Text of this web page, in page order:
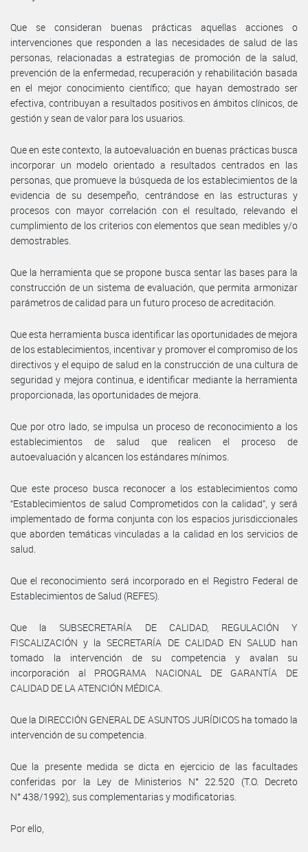
Que se consideran buenas prácticas aquellas acciones o
intervenciones que responden a las necesidades de salud de las
personas, relacionadas a estrategias de promoción de la salud,
prevención de la enfermedad, recuperación y rehabilitación basada
en el mejor conocimiento científico; que hayan demostrado ser
efectiva, contribuyan a resultados positivos en ámbitos clínicos, de
gestión y sean de valor para los usuarios.
Que en este contexto, la autoevaluación en buenas prácticas busca
incorporar un modelo orientado a resultados centrados en las
personas, que promueve la búsqueda de los establecimientos de la
evidencia de su desempeño, centrándose en las estructuras y
procesos con mayor correlación con el resultado, relevando el
cumplimiento de los criterios con elementos que sean medibles y/o
demostrables.
Que la herramienta que se propone busca sentar las bases para la
construcción de un sistema de evaluación, que permita armonizar
parámetros de calidad para un futuro proceso de acreditación.
Que esta herramienta busca identificar las oportunidades de mejora
de los establecimientos, incentivar y promover el compromiso de los
directivos y el equipo de salud en la construcción de una cultura de
seguridad y mejora continua, e identificar mediante la herramienta
proporcionada, las oportunidades de mejora.
Que por otro lado, se impulsa un proceso de reconocimiento a los
establecimientos de salud que realicen el proceso de
autoevaluación y alcancen los estándares mínimos.
Que este proceso busca reconocer a los establecimientos como
“Establecimientos de salud Comprometidos con la calidad”, y será
implementado de forma conjunta con los espacios jurisdiccionales
que aborden temáticas vinculadas a la calidad en los servicios de
salud.
Que el reconocimiento será incorporado en el Registro Federal de
Establecimientos de Salud (REFES).
Que la SUBSECRETARÍA DE CALIDAD, REGULACIÓN Y
FISCALIZACIÓN y la SECRETARÍA DE CALIDAD EN SALUD han
tomado la intervención de su competencia y avalan su
incorporación al PROGRAMA NACIONAL DE GARANTÍA DE
CALIDAD DE LA ATENCIÓN MÉDICA.
Que la DIRECCIÓN GENERAL DE ASUNTOS JURÍDICOS ha tomado la
intervención de su competencia.
Que la presente medida se dicta en ejercicio de las facultades
conferidas por la Ley de Ministerios N° 22.520 (T.O. Decreto
N° 438/1992), sus complementarias y modificatorias.
Por ello,